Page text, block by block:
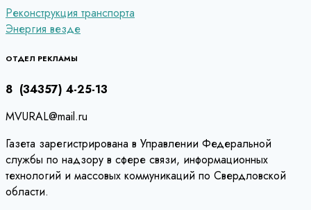
Навигация
по
записям
Реконструкция транспорта
Энергия везде
ОТДЕЛ РЕКЛАМЫ
8 (34357) 4-25-13
MVURAL@mail.ru
Газета зарегистрирована в Управлении Федеральной
службы по надзору в сфере связи, информационных
технологий и массовых коммуникаций по Свердловской
области.